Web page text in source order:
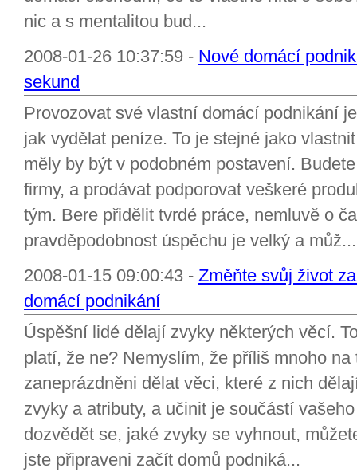
nic a s mentalitou bud...
2008-01-26 10:37:59 - Nové domácí
sekund
Provozovat své vlastní domácí podnikání
jak vydělat peníze. To je stejné jako
měly by být v podobném postavení.
firmy, a prodávat podporovat veškeré
tým. Bere přidělit tvrdé práce, nemluvě o
pravděpodobnost úspěchu je velký a můž...
2008-01-15 09:00:43 - Změňte svůj život
domácí podnikání
Úspěšní lidé dělají zvyky některých věcí.
platí, že ne? Nemyslím, že příliš mnoho
zaneprázdněni dělat věci, které z nich
zvyky a atributy, a učinit je součástí
dozvědět se, jaké zvyky se vyhnout,
jste připraveni začít domů podniká...